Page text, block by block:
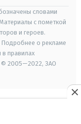
словами
с пометкой
и героев.
Подробнее о рекламе
правилах
© 2005—2022, ЗАО